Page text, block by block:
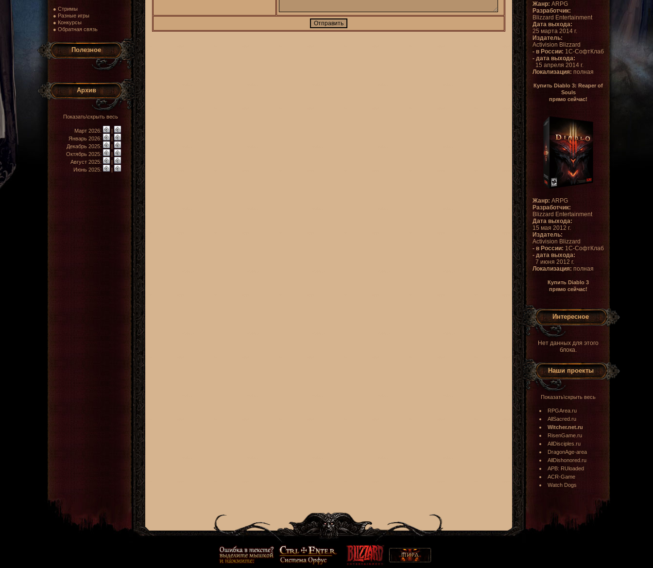
● Стримы
● Разные игры
● Конкурсы
● Обратная связь
Полезное
Архив
Показать\скрыть весь
Март 2026:
|
Январь 2026:
|
Декабрь 2025:
|
Октябрь 2025:
|
Август 2025:
|
Июнь 2025:
|
Жанр: ARPG
Разработчик:
Blizzard Entertainment
Дата выхода:
25 марта 2014 г.
Издатель:
Activision Blizzard
- в России: 1С-СофтКлаб
- дата выхода:
15 апреля 2014 г.
Локализация: полная
Купить Diablo 3: Reaper of
Souls
прямо сейчас!
Жанр: ARPG
Разработчик:
Blizzard Entertainment
Дата выхода:
15 мая 2012 г.
Издатель:
Activision Blizzard
- в России: 1С-СофтКлаб
- дата выхода:
7 июня 2012 г.
Локализация: полная
Купить Diablo 3
прямо сейчас!
Интересное
Нет данных для этого
блока.
Наши проекты
Показать\скрыть весь
RPGArea.ru
AllSacred.ru
Witcher.net.ru
RisenGame.ru
AllDisciples.ru
DragonAge-area
AllDishonored.ru
APB: RUloaded
ACR-Game
Watch Dogs